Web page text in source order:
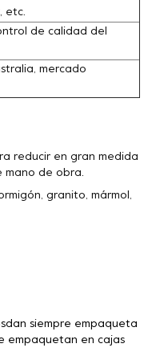
etc.
de calidad del
mercado
reducir en gran medida
mano de obra.
granito, mármol,
siempre empaqueta
empaquetan en cajas